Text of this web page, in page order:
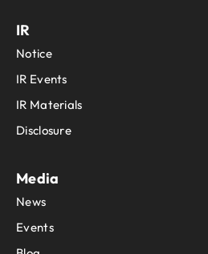
IR
Notice
IR Events
IR Materials
Disclosure
Media
News
Events